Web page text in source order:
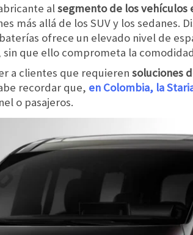
alsegmento de los
más allá de los SUV y los sedanes.
ofrece un elevado nivel de
que ello comprometa la
a clientes que requieren soluciones
recordar que, en Colombia, la
o pasajeros.